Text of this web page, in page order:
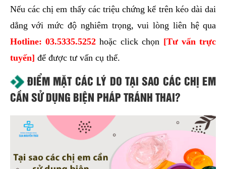
Nếu các chị em thấy các triệu chứng kể trên kéo dài dai
dẳng với mức độ nghiêm trọng, vui lòng liên hệ qua
Hotline: 03.5335.5252 hoặc click chọn [Tư vấn trực
tuyến] để được tư vấn cụ thể.
ĐIỂM MẶT CÁC LÝ DO TẠI SAO CÁC CHỊ EM
CẦN SỬ DỤNG BIỆN PHÁP TRÁNH THAI?